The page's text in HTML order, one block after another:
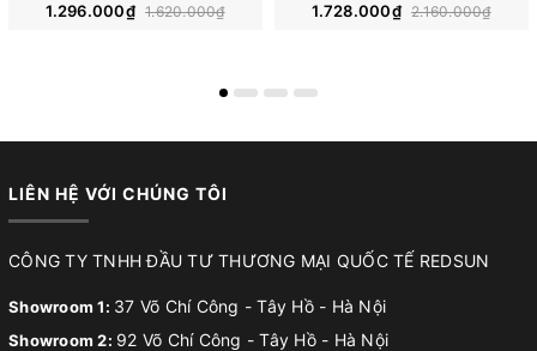
1.296.000₫ 1.620.000₫
1.728.000₫ 2.160.000₫
LIÊN HỆ VỚI CHÚNG TÔI
CÔNG TY TNHH ĐẦU TƯ THƯƠNG MẠI QUỐC TẾ REDSUN
Showroom 1: 37 Võ Chí Công - Tây Hồ - Hà Nội
Showroom 2: 92 Võ Chí Công - Tây Hồ - Hà Nội